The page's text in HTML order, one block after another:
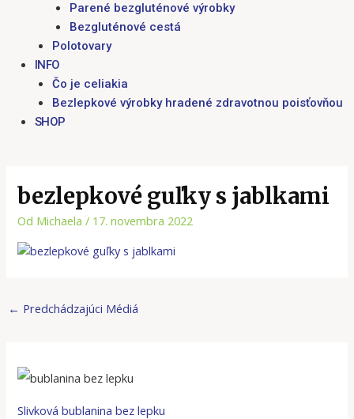
Parené bezgluténové výrobky
Bezgluténové cestá
Polotovary
INFO
Čo je celiakia
Bezlepkové výrobky hradené zdravotnou poisťovňou
SHOP
bezlepkové guľky s jablkami
Od Michaela/ 17. novembra 2022
← Predchádzajúci Médiá
Slivková bublanina bez lepku